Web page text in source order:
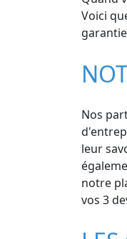
Voici
Nos
leur
notre
vos 3